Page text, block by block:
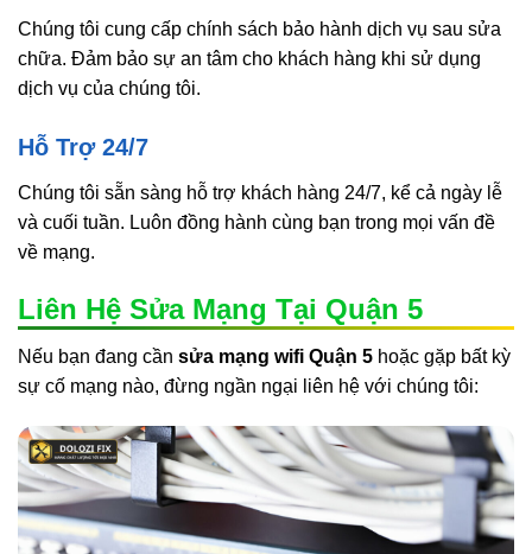
Chúng tôi cung cấp chính sách bảo hành dịch vụ sau sửa
chữa. Đảm bảo sự an tâm cho khách hàng khi sử dụng
dịch vụ của chúng tôi.
Hỗ Trợ 24/7
Chúng tôi sẵn sàng hỗ trợ khách hàng 24/7, kể cả ngày lễ
và cuối tuần. Luôn đồng hành cùng bạn trong mọi vấn đề
về mạng.
Liên Hệ Sửa Mạng Tại Quận 5
Nếu bạn đang cần sửa mạng wifi Quận 5 hoặc gặp bất kỳ
sự cố mạng nào, đừng ngần ngại liên hệ với chúng tôi: